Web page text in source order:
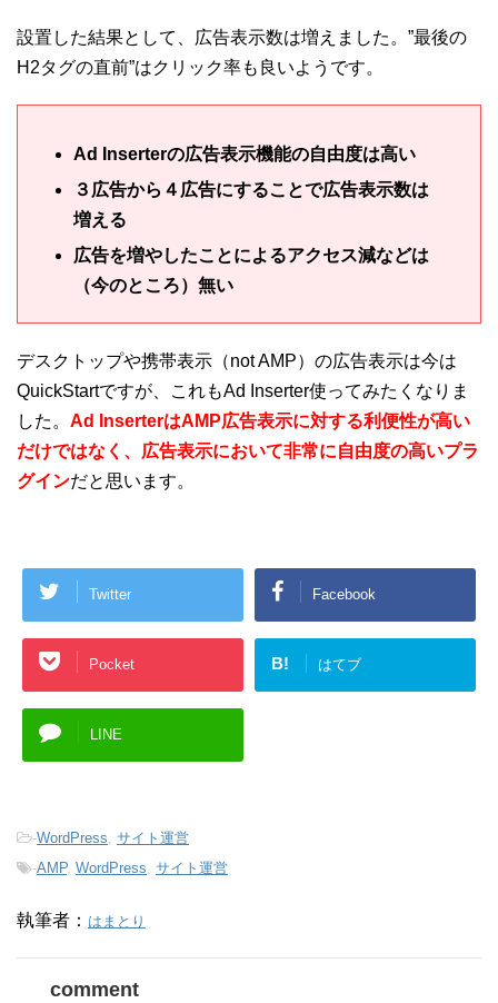
設置した結果として、広告表示数は増えました。”最後の
H2タグの直前”はクリック率も良いようです。
Ad Inserterの広告表示機能の自由度は高い
３広告から４広告にすることで広告表示数は
増える
広告を増やしたことによるアクセス減などは
（今のところ）無い
デスクトップや携帯表示（not AMP）の広告表示は今は
QuickStartですが、これもAd Inserter使ってみたくなりま
した。 Ad InserterはAMP広告表示に対する利便性が高い
だけではなく、広告表示において非常に自由度の高いプラ
グインだと思います。
Twitter Facebook
Pocket B! はてブ
LINE
-WordPress サイト運営
-AMP, WordPress サイト運営
執筆者： はまとり
comment